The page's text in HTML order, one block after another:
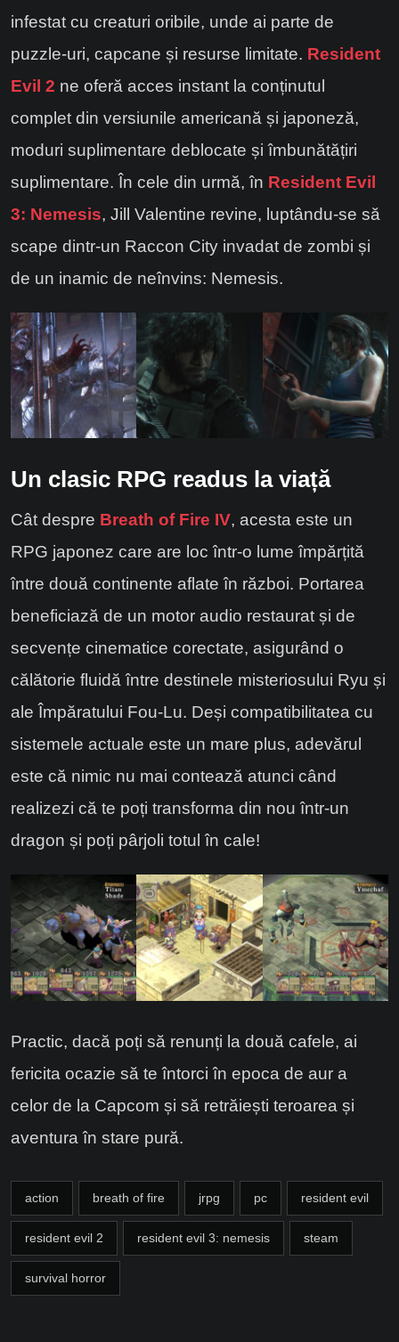
infestat cu creaturi oribile, unde ai parte de
puzzle-uri, capcane și resurse limitate. Resident
Evil 2 ne oferă acces instant la conținutul
complet din versiunile americană și japoneză,
moduri suplimentare deblocate și îmbunătățiri
suplimentare. În cele din urmă, în Resident Evil
3: Nemesis, Jill Valentine revine, luptându-se să
scape dintr-un Raccon City invadat de zombi și
de un inamic de neînvins: Nemesis.
Un clasic RPG readus la viață
Cât despre Breath of Fire IV, acesta este un
RPG japonez care are loc într-o lume împărțită
între două continente aflate în război. Portarea
beneficiază de un motor audio restaurat și de
secvențe cinematice corectate, asigurând o
călătorie fluidă între destinele misteriosului Ryu și
ale Împăratului Fou-Lu. Deși compatibilitatea cu
sistemele actuale este un mare plus, adevărul
este că nimic nu mai contează atunci când
realizezi că te poți transforma din nou într-un
dragon și poți pârjoli totul în cale!
Practic, dacă poți să renunți la două cafele, ai
fericita ocazie să te întorci în epoca de aur a
celor de la Capcom și să retrăiești teroarea și
aventura în stare pură.
action breath of fire jrpg pc resident evil
resident evil 2 resident evil 3: nemesis steam
survival horror